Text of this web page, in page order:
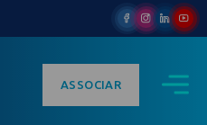
ASSOCIAR